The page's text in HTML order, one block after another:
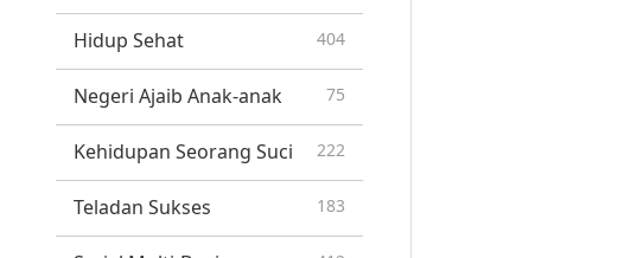
Hidup Sehat 404
Negeri Ajaib Anak-anak 75
Kehidupan Seorang Suci 222
Teladan Sukses 183